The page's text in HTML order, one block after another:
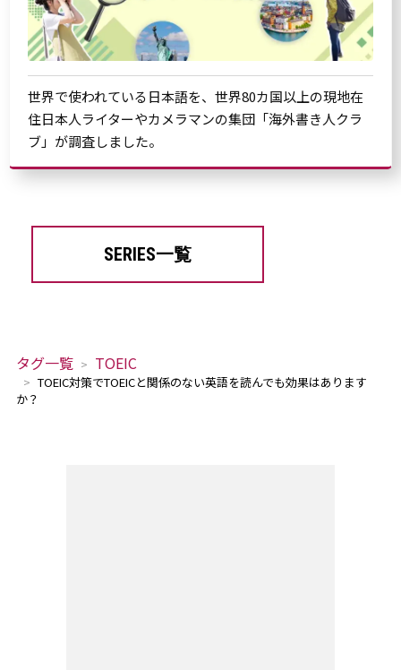
世界で使われている日本語を、世界80カ国以上の現地在
住日本人ライターやカメラマンの集団「海外書き人クラ
ブ」が調査しました。
SERIES一覧
タグ一覧 TOEIC
TOEIC対策でTOEICと関係のない英語を読んでも効果はあります
か？